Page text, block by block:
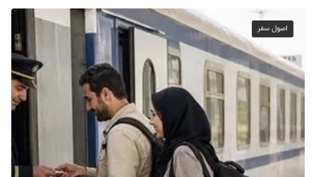
اصول سفر